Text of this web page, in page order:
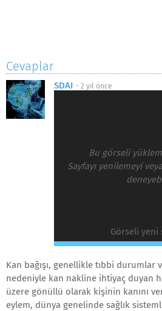
Cevaplar
SDAI - 2 yıl önce
Bu görseli
Sayfayı yenilemeyi
Görseli yeni
Kan bağışı, genellikle tıbbi durumlar
nedeniyle kan nakline ihtiyaç duyan
üzere gönüllü olarak kişinin kanını
eylem, dünya genelinde sağlık